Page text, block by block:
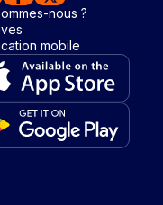
nous ?
mobile